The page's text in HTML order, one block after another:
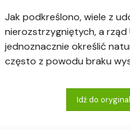
Jak podkreślono, wiele z
nierozstrzygniętych, a rząd
jednoznacznie określić
często z powodu braku
Idź do